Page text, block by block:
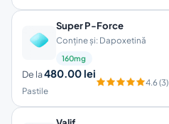
Super P-Force
Conține și: Dapoxetină
160mg
De la480.00 lei
Pastile
4.6 (3)